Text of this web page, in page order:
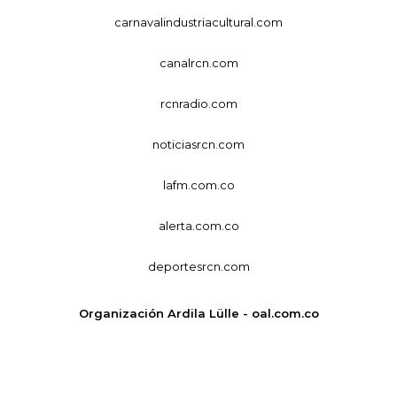
carnavalindustriacultural.com
canalrcn.com
rcnradio.com
noticiasrcn.com
lafm.com.co
alerta.com.co
deportesrcn.com
Organización Ardila Lülle - oal.com.co